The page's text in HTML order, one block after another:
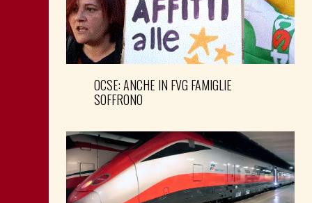
OCSE: ANCHE IN FVG FAMIGLIE
SOFFRONO